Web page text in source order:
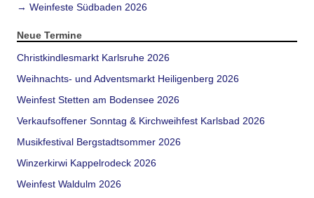
→ Weinfeste Südbaden 2026
Neue Termine
Christkindlesmarkt Karlsruhe 2026
Weihnachts- und Adventsmarkt Heiligenberg 2026
Weinfest Stetten am Bodensee 2026
Verkaufsoffener Sonntag & Kirchweihfest Karlsbad 2026
Musikfestival Bergstadtsommer 2026
Winzerkirwi Kappelrodeck 2026
Weinfest Waldulm 2026